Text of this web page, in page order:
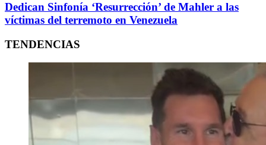
Dedican Sinfonía ‘Resurrección’ de Mahler a las
víctimas del terremoto en Venezuela
TENDENCIAS